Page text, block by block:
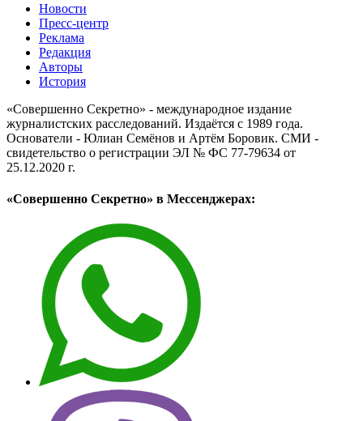
Новости
Пресс-центр
Реклама
Редакция
Авторы
История
«Совершенно Секретно» - международное издание
журналистских расследований. Издаётся с 1989 года.
Основатели - Юлиан Семёнов и Артём Боровик. CМИ -
свидетельство о регистрации ЭЛ № ФС 77-79634 от
25.12.2020 г.
«Совершенно Секретно» в Мессенджерах: